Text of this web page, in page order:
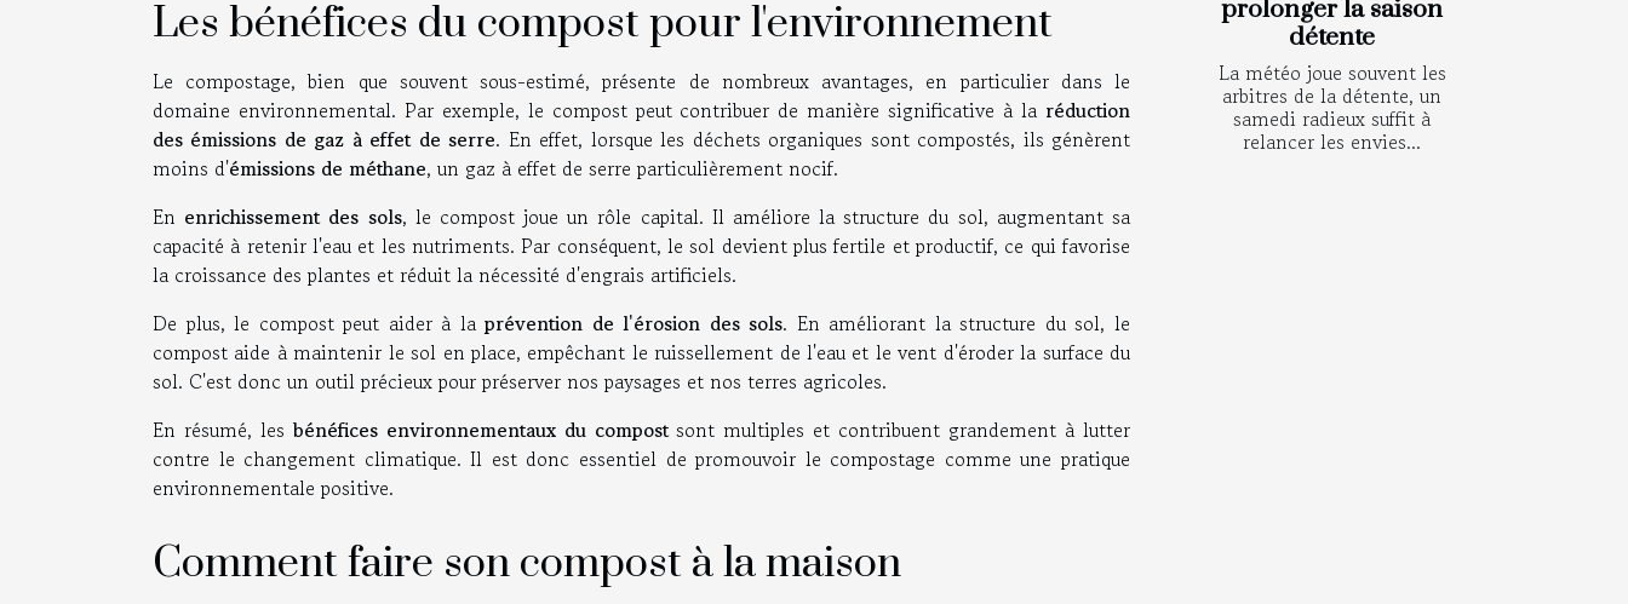
Les bénéfices du compost pour l'environnement
Le compostage, bien que souvent sous-estimé, présente de nombreux avantages, en particulier dans le
domaine environnemental. Par exemple, le compost peut contribuer de manière significative à la réduction
des émissions de gaz à effet de serre. En effet, lorsque les déchets organiques sont compostés, ils génèrent
moins d'émissions de méthane, un gaz à effet de serre particulièrement nocif.
En enrichissement des sols, le compost joue un rôle capital. Il améliore la structure du sol, augmentant sa
capacité à retenir l'eau et les nutriments. Par conséquent, le sol devient plus fertile et productif, ce qui favorise
la croissance des plantes et réduit la nécessité d'engrais artificiels.
De plus, le compost peut aider à laprévention de l'érosion des sols. En améliorant la structure du sol, le
compost aide à maintenir le sol en place, empêchant le ruissellement de l'eau et le vent d'éroder la surface du
sol. C'est donc un outil précieux pour préserver nos paysages et nos terres agricoles.
En résumé, les bénéfices environnementaux du compostsont multiples et contribuent grandement à lutter
contre le changement climatique. Il est donc essentiel de promouvoir le compostage comme une pratique
environnementale positive.
Comment faire son compost à la maison
prolonger la saison
détente
La météo joue souvent les
arbitres de la détente, un
samedi radieux suffit à
relancer les envies...